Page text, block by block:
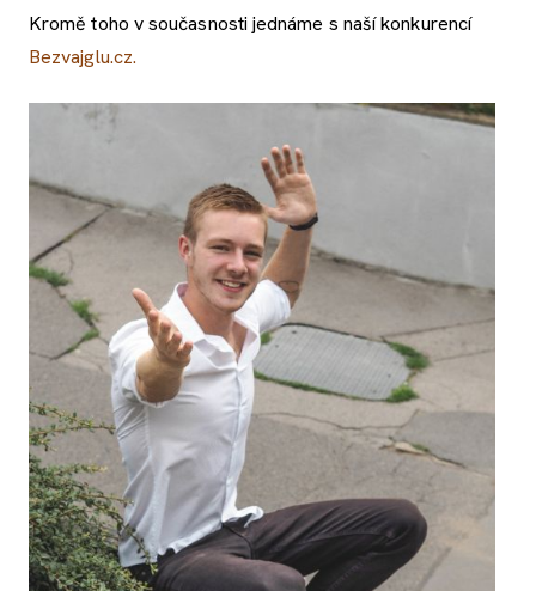
Kromě toho v současnosti jednáme s naší konkurencí
Bezvajglu.cz.